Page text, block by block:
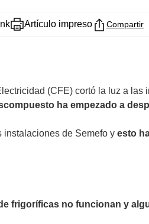
Artículo impreso Compartir
(CFE) cortó la luz a
ha empezado a
instalaciones de Semefo y esto
frigoríficas no funcionan y